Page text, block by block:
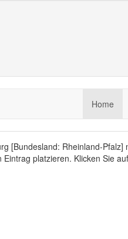
Home
[Bundesland: Rheinland-
Eintrag platzieren. Klicken Sie auf